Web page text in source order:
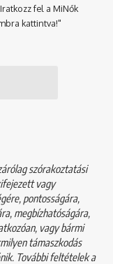
fel a MiNők
kattintva!"
szórakoztatási
vagy
pontosságára,
megbízhatóságára,
vagy bármi
támaszkodás
További feltételek a